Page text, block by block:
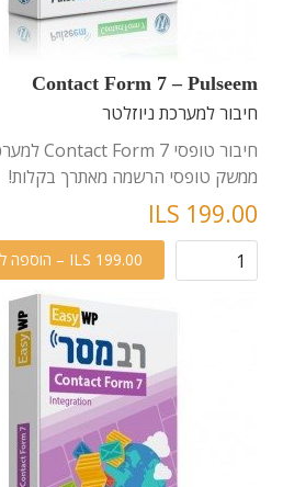
Contact Form 7 – Pulseem
חיבור למערכת ניוזלטר
ממשק טופסי הרשמה מאתרך בקלות!
ILS 199.00
ILS 199.00 – הוספה לסל